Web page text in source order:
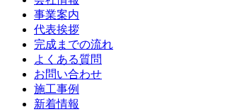
事業案内
代表挨拶
完成までの流れ
よくある質問
お問い合わせ
施工事例
新着情報